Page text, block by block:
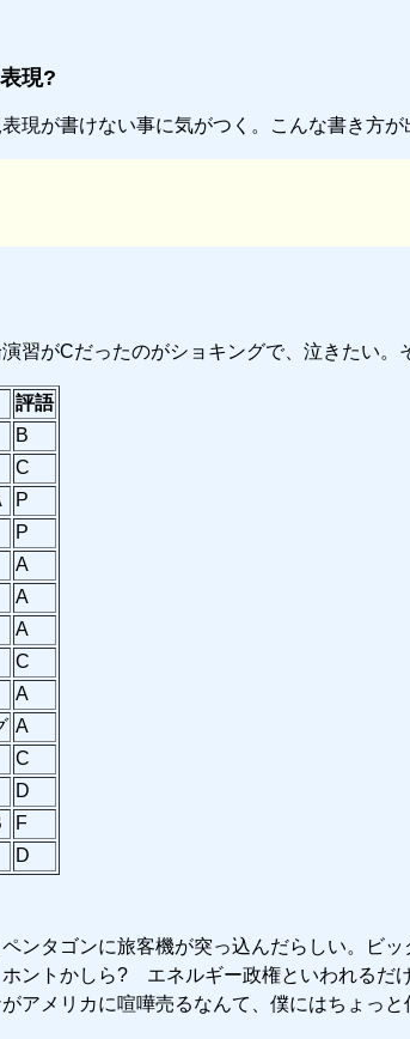
現?
現が書けない事に気がつく。こんな書き方が
習がCだったのがショキングで、泣きたい。
評語
B
C
P
P
A
A
A
C
A
A
C
D
F
D
ンタゴンに旅客機が突っ込んだらしい。ビ
ントかしら? エネルギー政権といわれるだ
アメリカに喧嘩売るなんて、僕にはちょっと